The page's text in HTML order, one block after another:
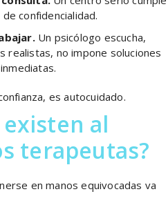
confidencialidad.
Un psicólogo escucha,
realistas, no impone soluciones
es autocuidado.
al
terapeutas?
en manos equivocadas va